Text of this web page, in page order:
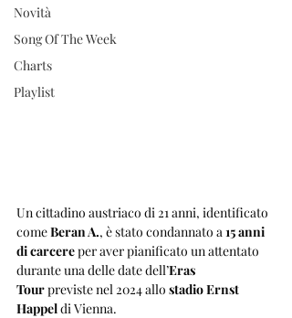
Novità
Song Of The Week
Charts
Playlist
Un cittadino austriaco di 21 anni, identificato
come Beran A., è stato condannato a 15 anni
di carcere per aver pianificato un attentato
durante una delle date dell’Eras
Tour previste nel 2024 allo stadio Ernst
Happel di Vienna.